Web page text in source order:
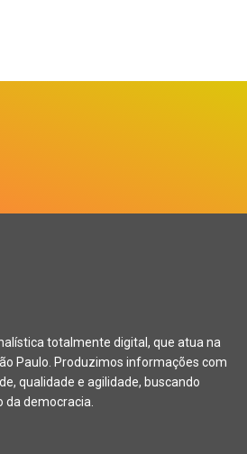
totalmente digital, que atua na
Paulo. Produzimos informações com
qualidade e agilidade, buscando
democracia.